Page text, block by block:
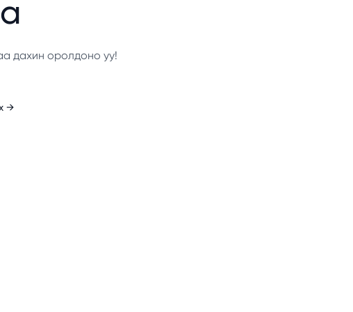
дахин оролдоно уу!
→